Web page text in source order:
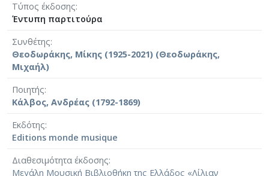
Τύπος έκδοσης
Έντυπη παρτιτούρα
Συνθέτης
Θεοδωράκης, Μίκης (1925-2021) (Θεοδωράκης,
Μιχαήλ)
Ποιητής
Κάλβος, Ανδρέας (1792-1869)
Εκδότης
Editions monde musique
Διαθεσιμότητα έκδοσης
Μεγάλη Μουσική Βιβλιοθήκη της Ελλάδος «Λίλιαν